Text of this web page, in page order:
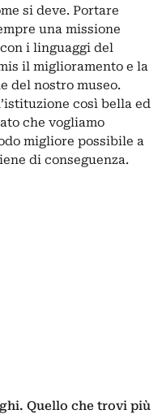
si deve. Portare
una missione
i linguaggi del
il miglioramento e la
del nostro museo.
così bella ed
che vogliamo
migliore possibile a
di conseguenza.
Quello che trovi più